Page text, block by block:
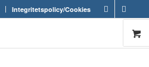
Integritetspolicy/Cookies